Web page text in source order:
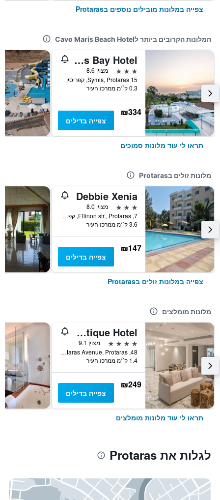
צפייה במלונות מובילים נוספים בProtaras
המלונות הקרובים ביותר לCavo Maris Beach Hotel
Adelais Bay Hotel
3 כוכבים
מצוין 8.6
15 Symis, Protaras, קפריסין
0.3 ק״מ ממרכז העיר
₪334
צפייה בדילים
תראו לי עוד מלונות סמוכים
מלונות זולים בProtaras
Debbie Xenia
3 כוכבים
מצוין 8.0
7, Ellinon str., Protaras, קפריסין
3.6 ק״מ ממרכז העיר
₪147
צפייה בדילים
צפייה במלונות זולים בProtaras
מלונות מומלצים
Kokkinos Boutique Hotel
4 כוכבים
מצוין 9.1
48, Protaras Avenue, Protaras, קפריסין
1.4 ק״מ ממרכז העיר
₪249
צפייה בדילים
תראו לי עוד מלונות מומלצים
לגלות את Protaras